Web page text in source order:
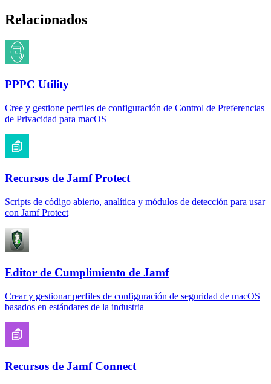
Relacionados
PPPC Utility
Cree y gestione perfiles de configuración de Control de Preferencias
de Privacidad para macOS
Recursos de Jamf Protect
Scripts de código abierto, analítica y módulos de detección para usar
con Jamf Protect
Editor de Cumplimiento de Jamf
Crear y gestionar perfiles de configuración de seguridad de macOS
basados en estándares de la industria
Recursos de Jamf Connect